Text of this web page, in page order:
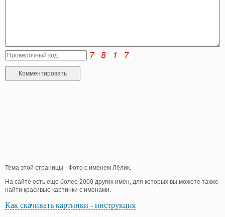
Тема этой страницы - Фото с именем Лёлик.
На сайте есть еще более 2000 других имен, для которых вы можете также
найти красивые картинки с именами.
Как скачивать картинки - инструкция